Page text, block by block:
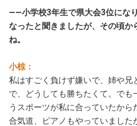
――小学校3年生で県大会3位にな
なったと聞きましたが、その頃
ね。
小椋：
私はすごく負けず嫌いで、姉や兄
で、どうしても勝ちたくて。で
うスポーツが私に合っていたから
合気道、ピアノもやっていました